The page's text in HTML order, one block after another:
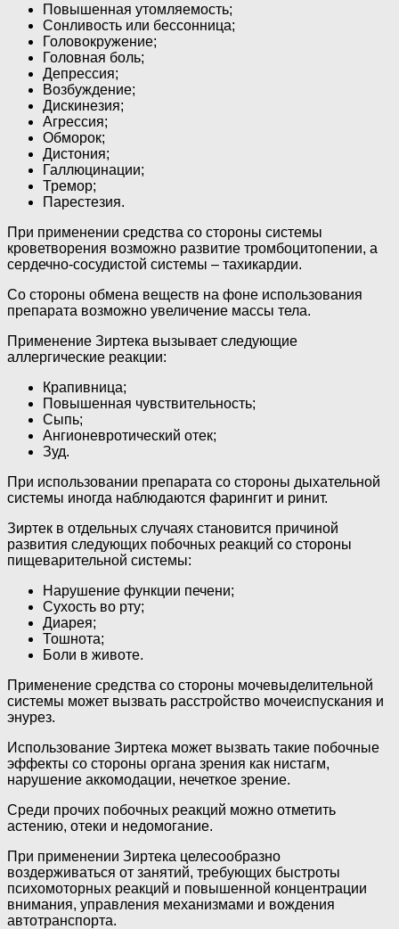
Повышенная утомляемость;
Сонливость или бессонница;
Головокружение;
Головная боль;
Депрессия;
Возбуждение;
Дискинезия;
Агрессия;
Обморок;
Дистония;
Галлюцинации;
Тремор;
Парестезия.
При применении средства со стороны системы
кроветворения возможно развитие тромбоцитопении, а
сердечно-сосудистой системы – тахикардии.
Со стороны обмена веществ на фоне использования
препарата возможно увеличение массы тела.
Применение Зиртека вызывает следующие
аллергические реакции:
Крапивница;
Повышенная чувствительность;
Сыпь;
Ангионевротический отек;
Зуд.
При использовании препарата со стороны дыхательной
системы иногда наблюдаются фарингит и ринит.
Зиртек в отдельных случаях становится причиной
развития следующих побочных реакций со стороны
пищеварительной системы:
Нарушение функции печени;
Сухость во рту;
Диарея;
Тошнота;
Боли в животе.
Применение средства со стороны мочевыделительной
системы может вызвать расстройство мочеиспускания и
энурез.
Использование Зиртека может вызвать такие побочные
эффекты со стороны органа зрения как нистагм,
нарушение аккомодации, нечеткое зрение.
Среди прочих побочных реакций можно отметить
астению, отеки и недомогание.
При применении Зиртека целесообразно
воздерживаться от занятий, требующих быстроты
психомоторных реакций и повышенной концентрации
внимания, управления механизмами и вождения
автотранспорта.